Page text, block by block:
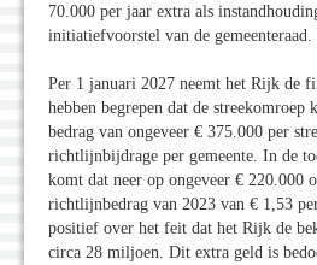
70.000 per jaar extra als
initiatiefvoorstel van de gemeenteraad.
Per 1 januari 2027 neemt het Rijk de
hebben begrepen dat de streekomroep
bedrag van ongeveer € 375.000 per
richtlijnbijdrage per gemeente. In de
komt dat neer op ongeveer € 220.000
richtlijnbedrag van 2023 van € 1,53
positief over het feit dat het Rijk de
circa 28 miljoen. Dit extra geld is